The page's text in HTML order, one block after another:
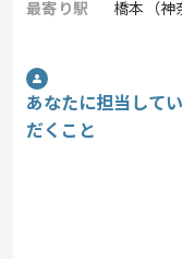
最寄り駅
橋本（神
あなたに担当して
だくこと